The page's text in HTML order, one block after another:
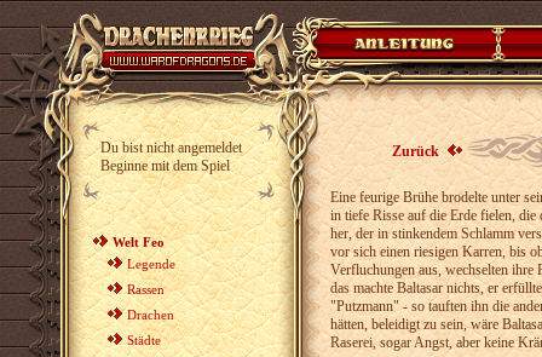
Du bist nicht angemeldet
Beginne mit dem Spiel
Welt Feo
Legende
Rassen
Drachen
Städte
Zurück
Eine feurige Brühe brodelte unter
in tiefe Risse auf die Erde fielen, die
her, der in stinkendem Schlamm
vor sich einen riesigen Karren, bis
Verfluchungen aus, wechselten ihre
das machte Baltasar nichts, er
"Putzmann" - so tauften ihn die
hätten, beleidigt zu sein, wäre
Raserei, sogar Angst, aber keine